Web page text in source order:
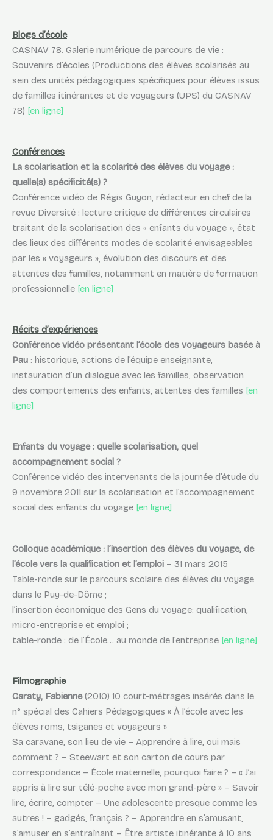
Blogs d’école
CASNAV 78. Galerie numérique de parcours de vie :
Souvenirs d’écoles (Productions des élèves scolarisés au
sein des unités pédagogiques spécifiques pour élèves issus
de familles itinérantes et de voyageurs (UPS) du CASNAV
78) [en ligne]
Conférences
La scolarisation et la scolarité des élèves du voyage :
quelle(s) spécificité(s) ?
Conférence vidéo de Régis Guyon, rédacteur en chef de la
revue Diversité : lecture critique de différentes circulaires
traitant de la scolarisation des « enfants du voyage », état
des lieux des différents modes de scolarité envisageables
par les « voyageurs », évolution des discours et des
attentes des familles, notamment en matière de formation
professionnelle [en ligne]
Récits d’expériences
Conférence vidéo présentant l’école des voyageurs basée à
Pau : historique, actions de l’équipe enseignante,
instauration d’un dialogue avec les familles, observation
des comportements des enfants, attentes des familles [en
ligne]
Enfants du voyage : quelle scolarisation, quel
accompagnement social ?
Conférence vidéo des intervenants de la journée d’étude du
9 novembre 2011 sur la scolarisation et l’accompagnement
social des enfants du voyage [en ligne]
Colloque académique : l’insertion des élèves du voyage, de
l’école vers la qualification et l’emploi – 31 mars 2015
Table-ronde sur le parcours scolaire des élèves du voyage
dans le Puy-de-Dôme ;
l’insertion économique des Gens du voyage: qualification,
micro-entreprise et emploi ;
table-ronde : de l’École… au monde de l’entreprise [en ligne]
Filmographie
Caraty, Fabienne(2010) 10 court-métrages insérés dans le
n° spécial des Cahiers Pédagogiques « À l’école avec les
élèves roms, tsiganes et voyageurs »
Sa caravane, son lieu de vie – Apprendre à lire, oui mais
comment ? – Steewart et son carton de cours par
correspondance – École maternelle, pourquoi faire ? – « J’ai
appris à lire sur télé-poche avec mon grand-père » – Savoir
lire, écrire, compter – Une adolescente presque comme les
autres ! – gadgés, français ? – Apprendre en s’amusant,
s’amuser en s’entraînant – Être artiste itinérante à 10 ans